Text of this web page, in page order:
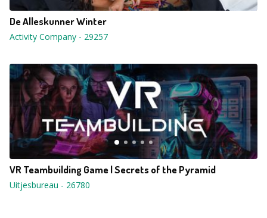
De Alleskunner Winter
Activity Company - 29257
VR Teambuilding Game | Secrets of the Pyramid
Uitjesbureau - 26780